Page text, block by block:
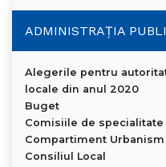
ADMINISTRAȚIA
Alegerile pentru
locale din anul 2020
Buget
Comisiile de specialitate
Compartiment Urbanism
Consiliul Local